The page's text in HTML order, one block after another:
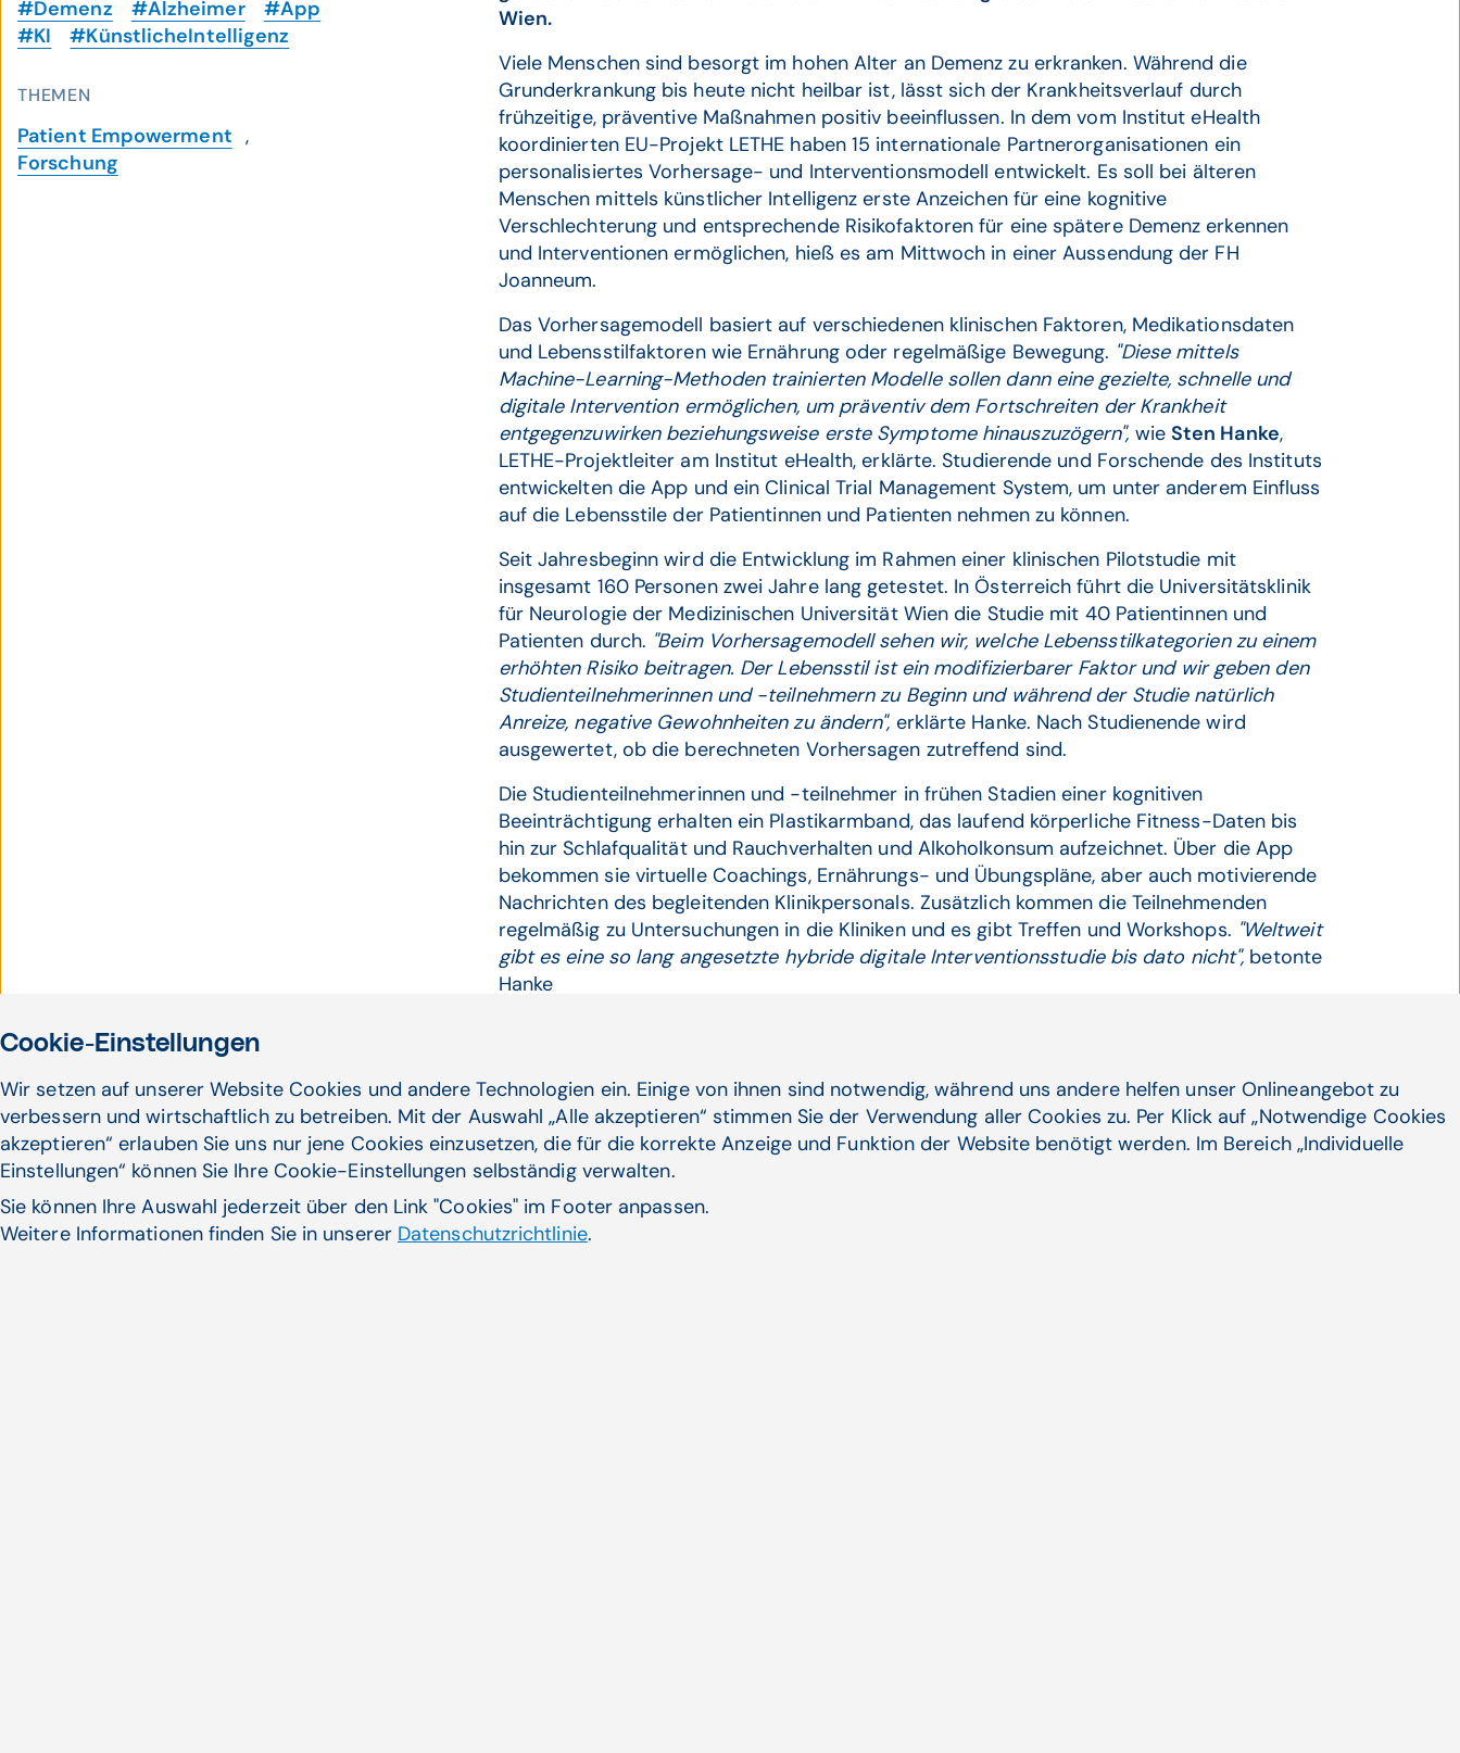
#Demenz #Alzheimer
#App
#KI
#KünstlicheIntelligenz
THEMEN
Patient Empowerment ,
Forschung
Wien.
Viele Menschen sind besorgt im hohen Alter an Demenz zu erkranken. Während die
Grunderkrankung bis heute nicht heilbar ist, lässt sich der Krankheitsverlauf durch
frühzeitige, präventive Maßnahmen positiv beeinflussen. In dem vom Institut eHealth
koordinierten EU-Projekt LETHE haben 15 internationale Partnerorganisationen ein
personalisiertes Vorhersage- und Interventionsmodell entwickelt. Es soll bei älteren
Menschen mittels künstlicher Intelligenz erste Anzeichen für eine kognitive
Verschlechterung und entsprechende Risikofaktoren für eine spätere Demenz erkennen
und Interventionen ermöglichen, hieß es am Mittwoch in einer Aussendung der FH
Joanneum.
Das Vorhersagemodell basiert auf verschiedenen klinischen Faktoren, Medikationsdaten
und Lebensstilfaktoren wie Ernährung oder regelmäßige Bewegung. "Diese mittels
Machine-Learning-Methoden trainierten Modelle sollen dann eine gezielte, schnelle und
digitale Intervention ermöglichen, um präventiv dem Fortschreiten der Krankheit
entgegenzuwirken beziehungsweise erste Symptome hinauszuzögern", wie Sten Hanke,
LETHE-Projektleiter am Institut eHealth, erklärte. Studierende und Forschende des Instituts
entwickelten die App und ein Clinical Trial Management System, um unter anderem Einfluss
auf die Lebensstile der Patientinnen und Patienten nehmen zu können.
Seit Jahresbeginn wird die Entwicklung im Rahmen einer klinischen Pilotstudie mit
insgesamt 160 Personen zwei Jahre lang getestet. In Österreich führt die Universitätsklinik
für Neurologie der Medizinischen Universität Wien die Studie mit 40 Patientinnen und
Patienten durch. "Beim Vorhersagemodell sehen wir, welche Lebensstilkategorien zu einem
erhöhten Risiko beitragen. Der Lebensstil ist ein modifizierbarer Faktor und wir geben den
Studienteilnehmerinnen und -teilnehmern zu Beginn und während der Studie natürlich
Anreize, negative Gewohnheiten zu ändern", erklärte Hanke. Nach Studienende wird
ausgewertet, ob die berechneten Vorhersagen zutreffend sind.
Die Studienteilnehmerinnen und -teilnehmer in frühen Stadien einer kognitiven
Beeinträchtigung erhalten ein Plastikarmband, das laufend körperliche Fitness-Daten bis
hin zur Schlafqualität und Rauchverhalten und Alkoholkonsum aufzeichnet. Über die App
bekommen sie virtuelle Coachings, Ernährungs- und Übungspläne, aber auch motivierende
Nachrichten des begleitenden Klinikpersonals. Zusätzlich kommen die Teilnehmenden
regelmäßig zu Untersuchungen in die Kliniken und es gibt Treffen und Workshops. "Weltweit
gibt es eine so lang angesetzte hybride digitale Interventionsstudie bis dato nicht", betonte
Hanke
Verwandte Artikel
Cookie-Einstellungen
Wir setzen auf unserer Website Cookies und andere Technologien ein. Einige von ihnen sind notwendig, während uns andere helfen unser Onlineangebot zu
verbessern und wirtschaftlich zu betreiben. Mit der Auswahl „Alle akzeptieren“ stimmen Sie der Verwendung aller Cookies zu. Per Klick auf „Notwendige Cookies
akzeptieren“ erlauben Sie uns nur jene Cookies einzusetzen, die für die korrekte Anzeige und Funktion der Website benötigt werden. Im Bereich „Individuelle
Einstellungen“ können Sie Ihre Cookie-Einstellungen selbständig verwalten.
Sie können Ihre Auswahl jederzeit über den Link "Cookies" im Footer anpassen.
Weitere Informationen finden Sie in unserer Datenschutzrichtlinie.